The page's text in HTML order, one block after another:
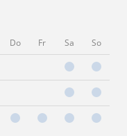
Do Fr Sa So